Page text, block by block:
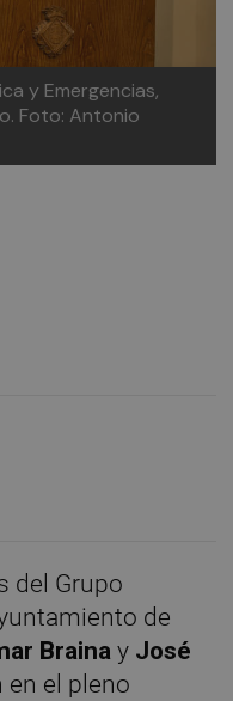
y Emergencias,
Foto: Antonio
del Grupo
de
Braina y José
en el pleno